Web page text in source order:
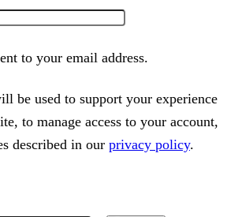
to your email address.
be used to support your experience
to manage access to your account,
described in our privacy policy.